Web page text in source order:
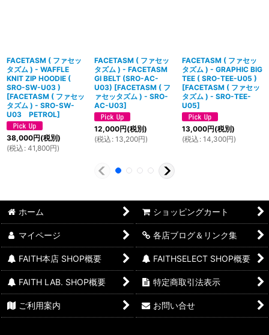
FACETASM ( ファセッ
タズム ) - WAFFLE
KNIT ZIP HOODIE (
SRO-SW-U03 )
[FACETASM ( ファセッ
タズム ) - SRO-SW-
U03 PETROL]
38,000円(税別)
(税込 : 41,800円)
FACETASM ( ファセッ
タズム ) - FACETASM
GI BELT (SRO-AC-
U03) [FACETASM ( フ
ァセッタズム ) - SRO-
AC-U03]
12,000円(税別)
(税込 : 13,200円)
FACETASM ( ファセッ
タズム ) - GRAPHIC BIG
TEE ( SRO-TEE-U05 )
[FACETASM ( ファセッ
タズム ) - SRO-TEE-
U05]
13,000円(税別)
(税込 : 14,300円)
ホーム ショッピングカート
マイページ 各店ブログ＆リンク集
FAITH本店 SHOP概要 FAITHSELECT SHOP概要
FAITH LAB. SHOP概要 特定商取引法表示
ご利用案内 お問い合せ